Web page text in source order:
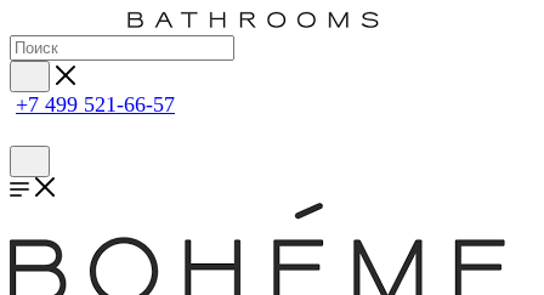
+7 499 521-66-57